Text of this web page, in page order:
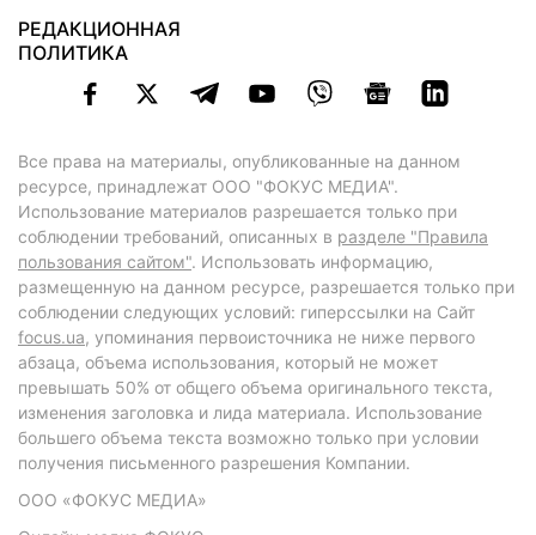
РЕДАКЦИОННАЯ
ПОЛИТИКА
Все права на материалы, опубликованные на данном
ресурсе, принадлежат ООО "ФОКУС МЕДИА".
Использование материалов разрешается только при
соблюдении требований, описанных в разделе "Правила
пользования сайтом". Использовать информацию,
размещенную на данном ресурсе, разрешается только при
соблюдении следующих условий: гиперссылки на Сайт
focus.ua, упоминания первоисточника не ниже первого
абзаца, объема использования, который не может
превышать 50% от общего объема оригинального текста,
изменения заголовка и лида материала. Использование
большего объема текста возможно только при условии
получения письменного разрешения Компании.
ООО «ФОКУС МЕДИА»